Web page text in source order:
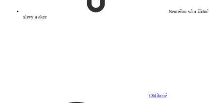
Neutečou vám žádné
slevy a akce
Oblíbené